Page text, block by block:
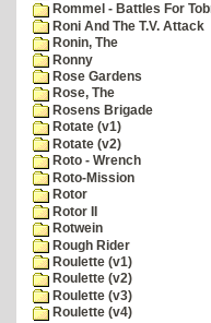
Rommel - Battles For
Roni And The T.V. Attack
Ronin, The
Ronny
Rose Gardens
Rose, The
Rosens Brigade
Rotate (v1)
Rotate (v2)
Roto - Wrench
Roto-Mission
Rotor
Rotor II
Rotwein
Rough Rider
Roulette (v1)
Roulette (v2)
Roulette (v3)
Roulette (v4)